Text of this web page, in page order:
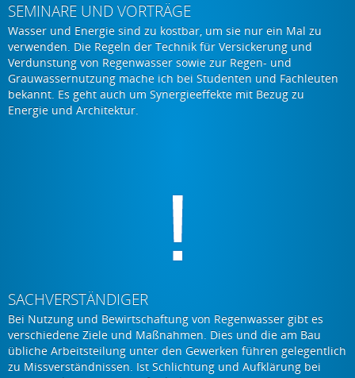
SEMINARE UND VORTRÄGE
Wasser und Energie sind zu kostbar, um sie nur ein Mal zu
verwenden. Die Regeln der Technik für Versickerung und
Verdunstung von Regenwasser sowie zur Regen- und
Grauwassernutzung mache ich bei Studenten und Fachleuten
bekannt. Es geht auch um Synergieeffekte mit Bezug zu
Energie und Architektur.
SACHVERSTÄNDIGER
Bei Nutzung und Bewirtschaftung von Regenwasser gibt es
verschiedene Ziele und Maßnahmen. Dies und die am Bau
übliche Arbeitsteilung unter den Gewerken führen gelegentlich
zu Missverständnissen. Ist Schlichtung und Aufklärung bei